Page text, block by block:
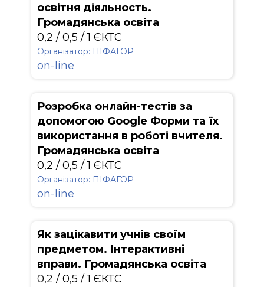
освітня діяльность.
Громадянська освіта
0,2 / 0,5 / 1 ЄКТС
Організатор: ПІФАГОР
on-line
Розробка онлайн-тестів за
допомогою Google Форми та їх
використання в роботі вчителя.
Громадянська освіта
0,2 / 0,5 / 1 ЄКТС
Організатор: ПІФАГОР
on-line
Як зацікавити учнів своїм
предметом. Інтерактивні
вправи. Громадянська освіта
0,2 / 0,5 / 1 ЄКТС